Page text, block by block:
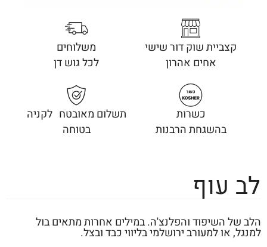
לב עוף
הלב של השיפוד והפלנצ'ה. במילים אחרות מתאים בול
למנגל, או למעורב ירושלמי בליווי כבד ובצל.
קצביית שוק דור שישי
אחים אהרון
משלוחים
לכל גוש דן
כשרות
בהשגחת הרבנות
תשלום מאובטח לקניה
בטוחה